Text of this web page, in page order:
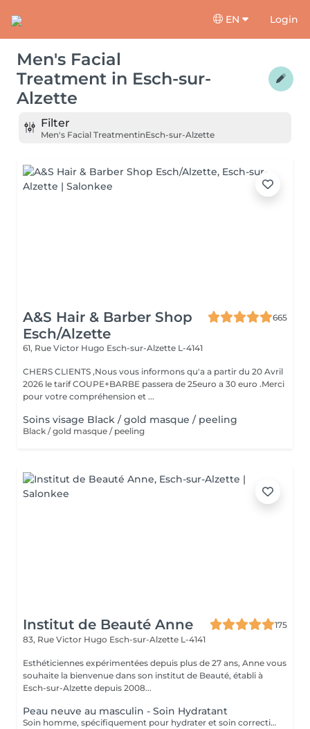
EN Login
Men's Facial
Treatment in Esch-sur-
Alzette
Filter
Men's Facial TreatmentinEsch-sur-Alzette
A&S Hair & Barber Shop
Esch/Alzette
665
61, Rue Victor Hugo Esch-sur-Alzette L-4141
CHERS CLIENTS ,Nous vous informons qu'a a partir du 20 Avril
2026 le tarif COUPE+BARBE passera de 25euro a 30 euro .Merci
pour votre compréhension et ...
Soins visage Black / gold masque / peeling
Black / gold masque / peeling
Institut de Beauté Anne
175
83, Rue Victor Hugo Esch-sur-Alzette L-4141
Esthéticiennes expérimentées depuis plus de 27 ans, Anne vous
souhaite la bienvenue dans son institut de Beauté, établi à
Esch-sur-Alzette depuis 2008...
Peau neuve au masculin - Soin Hydratant
Soin homme, spécifiquement pour hydrater et soin correction des rides.